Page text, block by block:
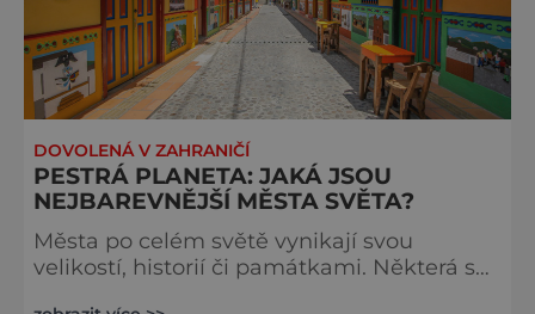
DOVOLENÁ V ZAHRANIČÍ
PESTRÁ PLANETA: JAKÁ JSOU
NEJBAREVNĚJŠÍ MĚSTA SVĚTA?
Města po celém světě vynikají svou
velikostí, historií či památkami. Některá se